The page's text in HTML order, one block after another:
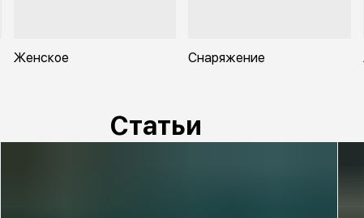
Женское Снаряжение
Статьи